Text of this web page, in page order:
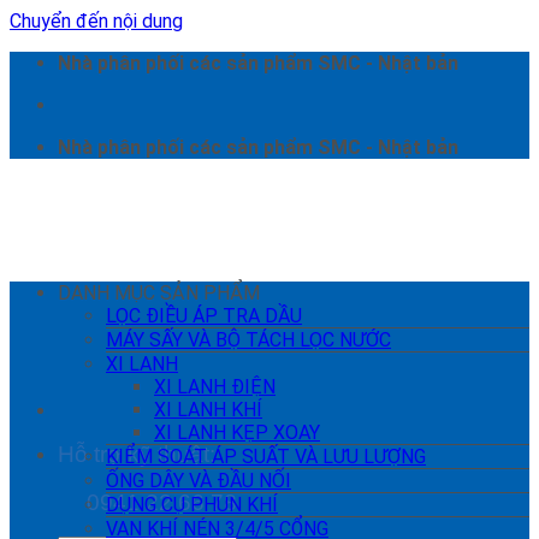
Chuyển đến nội dung
Nhà phân phối các sản phẩm SMC - Nhật bản
Nhà phân phối các sản phẩm SMC - Nhật bản
Hỗ trợ kỹ thuật:
0941 22 66 78
DANH MỤC SẢN PHẨM
LỌC ĐIỀU ÁP TRA DẦU
MÁY SẤY VÀ BỘ TÁCH LỌC NƯỚC
XI LANH
XI LANH ĐIỆN
XI LANH KHÍ
XI LANH KẸP XOAY
KIỂM SOÁT ÁP SUẤT VÀ LƯU LƯỢNG
ỐNG DÂY VÀ ĐẦU NỐI
DỤNG CỤ PHUN KHÍ
VAN KHÍ NÉN 3/4/5 CỔNG